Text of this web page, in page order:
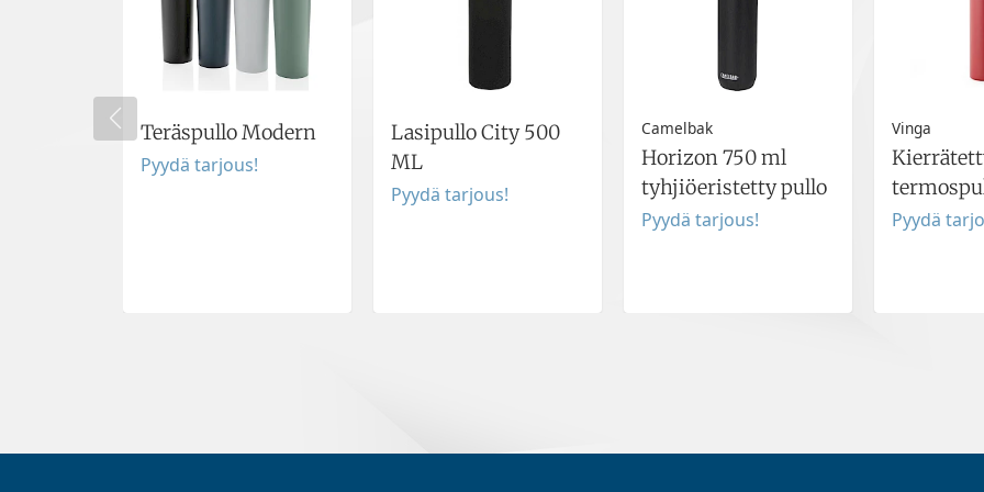
Teräspullo Modern
Pyydä tarjous!
Lasipullo City 500
ML
Pyydä tarjous!
Camelbak
Horizon 750 ml
tyhjiöeristetty pullo
Pyydä tarjous!
Vinga
Pyydä